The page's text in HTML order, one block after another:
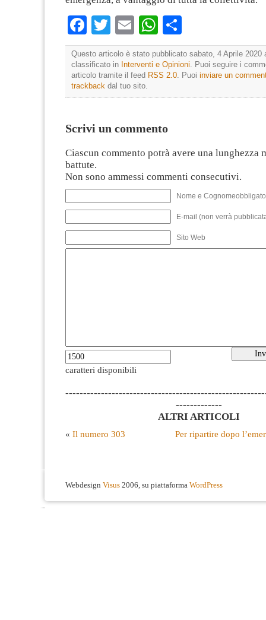
Facebook
TwitterEmailWhatsApp
Questo articolo è stato pubblicato sabato, 4 Aprile 2020
classificato in Interventi e Opinioni. Puoi seguire i
articolo tramite il feed RSS 2.0. Puoi inviare un
trackback dal tuo sito.
Scrivi un commento
Ciascun commento potrà avere una lunghezza
battute.
Non sono ammessi commenti consecutivi.
Nome e
E-mail (non verrà
Sito Web
caratteri disponibili
-------------
ALTRI ARTICOLI
« Il numero 303 Per ripartire dopo
Webdesign Visus 2006, su piattaforma WordPress